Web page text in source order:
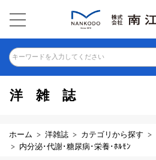
キーワードを入力してください
洋雑誌
ホーム 洋雑誌 カテゴリから探す
内分泌･代謝･糖尿病･栄養･ﾎﾙﾓﾝ